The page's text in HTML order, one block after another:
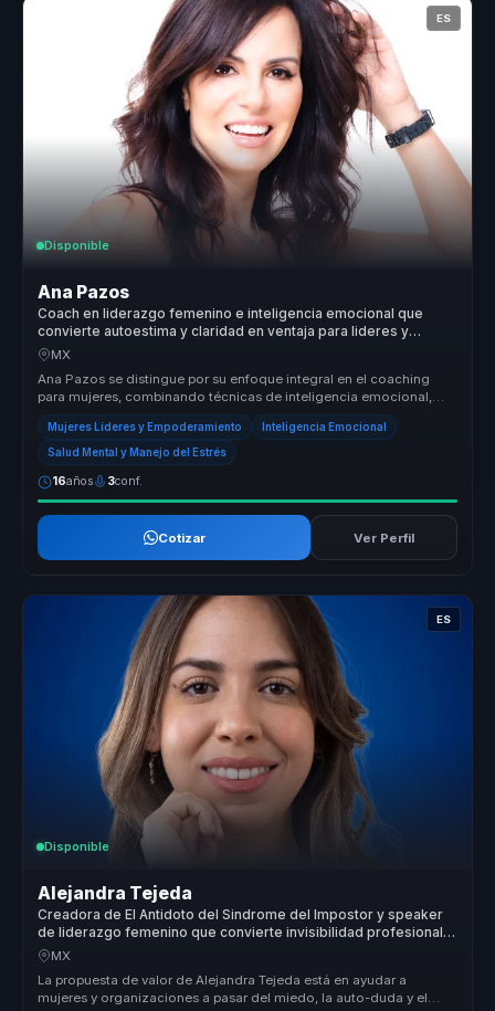
ES
Disponible
Ana Pazos
Coach en liderazgo femenino e inteligencia emocional que
convierte autoestima y claridad en ventaja para lideres y
equipos.
MX
Ana Pazos se distingue por su enfoque integral en el coaching
para mujeres, combinando técnicas de inteligencia emocional,
mindfulness y ...
Mujeres Líderes y Empoderamiento Inteligencia Emocional
Salud Mental y Manejo del Estrés
16años 3conf.
Cotizar Ver Perfil
ES
Disponible
Alejandra Tejeda
Creadora de El Antidoto del Sindrome del Impostor y speaker
de liderazgo femenino que convierte invisibilidad profesional
en autoridad para mujeres lideres.
MX
La propuesta de valor de Alejandra Tejeda está en ayudar a
mujeres y organizaciones a pasar del miedo, la auto-duda y el